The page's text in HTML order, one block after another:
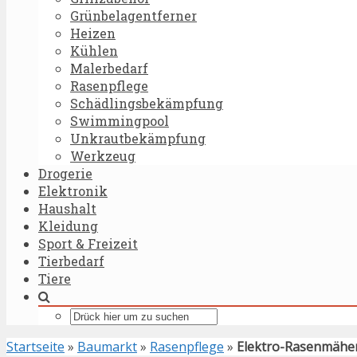
Grünbelagentferner
Heizen
Kühlen
Malerbedarf
Rasenpflege
Schädlingsbekämpfung
Swimmingpool
Unkrautbekämpfung
Werkzeug
Drogerie
Elektronik
Haushalt
Kleidung
Sport & Freizeit
Tierbedarf
Tiere
Startseite » Baumarkt» Rasenpflege » Elektro-